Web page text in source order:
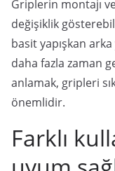
Griplerin montajı
değişiklik
basit yapışkan
daha fazla zaman
anlamak, gripleri
önemlidir.
Farklı